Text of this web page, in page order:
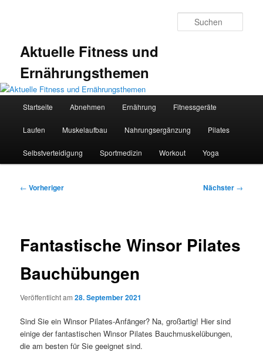
Aktuelle Fitness und
Ernährungsthemen
Startseite Abnehmen Ernährung Fitnessgeräte
Laufen Muskelaufbau Nahrungsergänzung Pilates
Selbstverteidigung Sportmedizin Workout Yoga
Beitragsnavigation
← Vorheriger Nächster →
Fantastische Winsor Pilates
Bauchübungen
Veröffentlicht am28. September 2021
Sind Sie ein Winsor Pilates-Anfänger? Na, großartig! Hier sind
einige der fantastischen Winsor Pilates Bauchmuskelübungen,
die am besten für Sie geeignet sind.